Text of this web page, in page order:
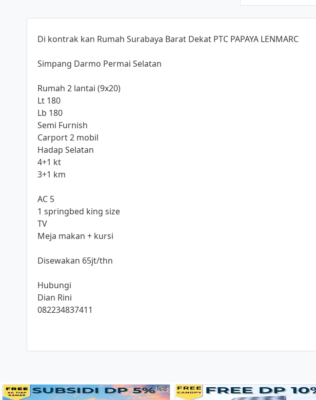
Di kontrak kan Rumah Surabaya Barat Dekat PTC PAPAYA LENMARC
Simpang Darmo Permai Selatan
Rumah 2 lantai (9x20)
Lt 180
Lb 180
Semi Furnish
Carport 2 mobil
Hadap Selatan
4+1 kt
3+1 km
AC 5
1 springbed king size
TV
Meja makan + kursi
Disewakan 65jt/thn
Hubungi
Dian Rini
082234837411